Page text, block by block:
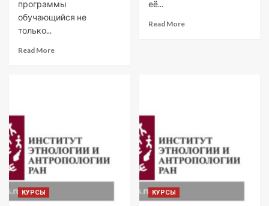
программы
обучающийся не
только...
Read More
её...
Read More
КУРСЫ КУРСЫ